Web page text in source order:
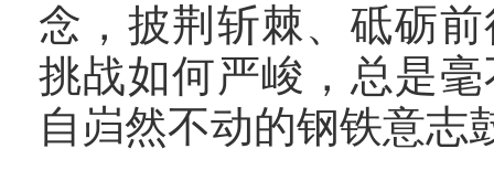
念，披荆斩棘、砥砺
挑战如何严峻，总是
自岿然不动的钢铁意志